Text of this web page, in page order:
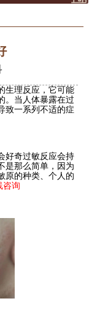
理反应，它可能
。当人体暴露在过
致一系列不适的症
奇过敏反应会持
是那么简单，因为
原的种类、个人的
咨询